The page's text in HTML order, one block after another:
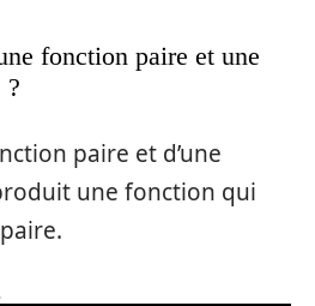
fonction paire et une
?
paire et d’une
une fonction qui